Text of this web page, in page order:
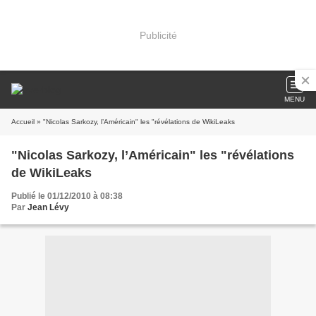
Publicité
MENU
Accueil » "Nicolas Sarkozy, l’Américain" les "révélations de WikiLeaks
"Nicolas Sarkozy, l’Américain" les "révélations
de WikiLeaks
Publié le 01/12/2010 à 08:38
Par Jean Lévy